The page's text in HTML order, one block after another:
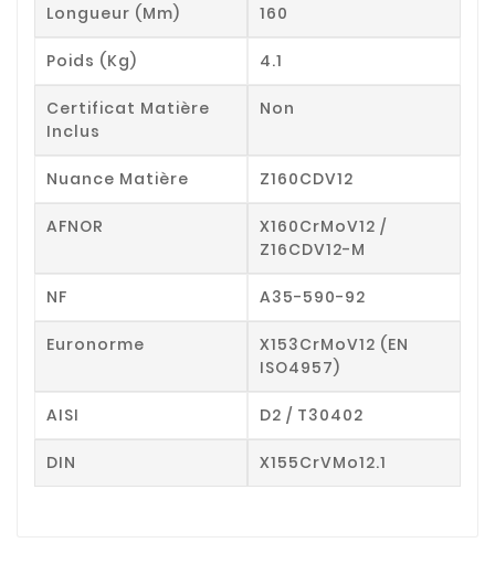
Longueur (mm) 160
Poids (kg) 4.1
Certificat Matière
Inclus
Non
Nuance Matière Z160CDV12
AFNOR
X160CrMoV12 /
Z16CDV12-M
NF A35-590-92
Euronorme
X153CrMoV12 (EN
ISO4957)
AISI D2 / T30402
DIN X155CrVMo12.1